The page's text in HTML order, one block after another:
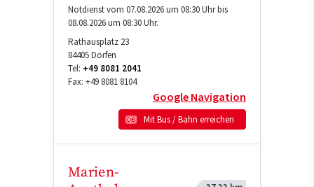
Notdienst vom 07.08.2026 um 08:30 Uhr bis
08.08.2026 um 08:30 Uhr.
Rathausplatz 23
84405Dorfen
Tel: +49 8081 2041
Fax: +49 8081 8104
Google Navigation
Mit Bus / Bahn erreichen
Marien-